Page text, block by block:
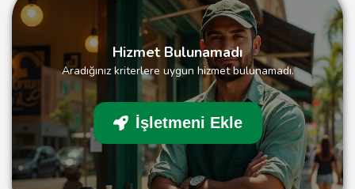
Hizmet Bulunamadı
Aradığınız kriterlere uygun hizmet bulunamadı.
İşletmeni Ekle